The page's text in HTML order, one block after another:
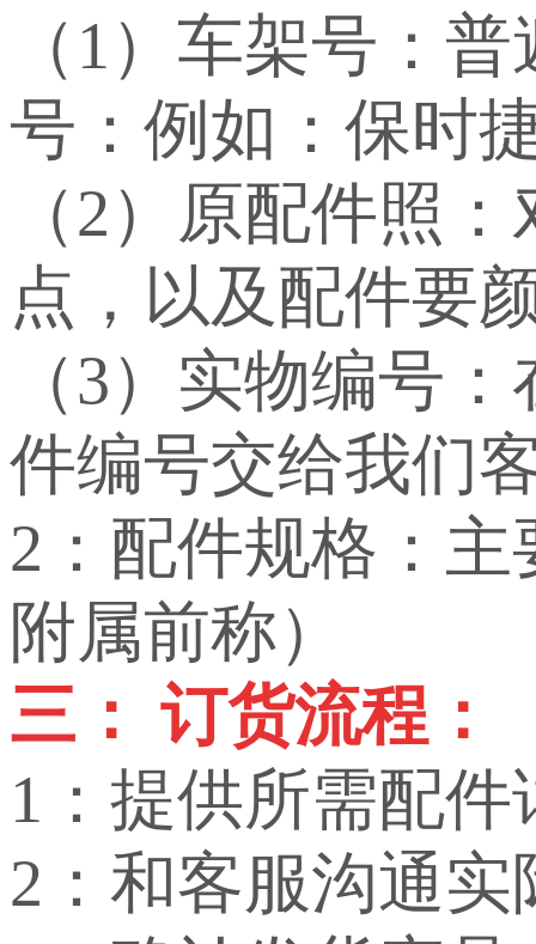
（1）车架号：
号：例如：保时
（2）原配件照
点，以及配件要
（3）实物编号
件编号交给我们
2：配件规格：
附属前称）
三： 订货流程：
1：提供所需配
2：和客服沟通实